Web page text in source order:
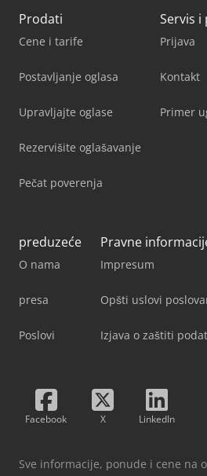
Prodati
Cene i tarife
Postavljanje oglasa
Upravljajte oglase
Rezervišite oglašavanje
Pečat poverenja
Servis i
Prijava
Kontakt
Primer
preduzeće
O nama
presa
Poslovi
Pravne
Impresum
Opšti uslovi
Izjava o zaštiti
Facebook X LinkedIn
Sve informacije, ponude i cene na